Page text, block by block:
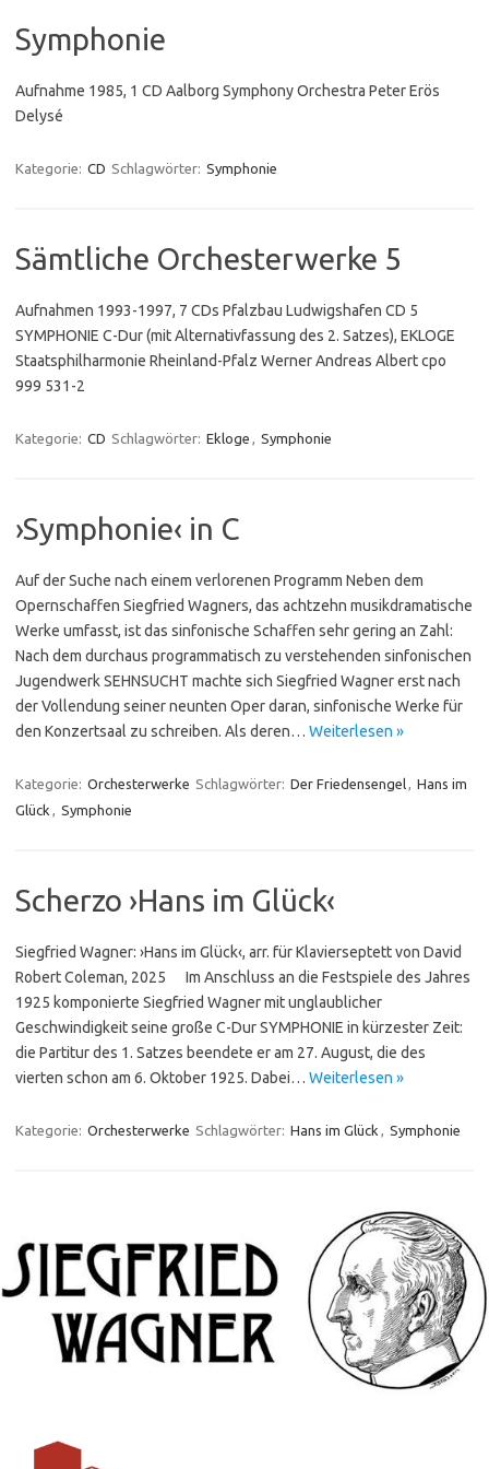
Symphonie
Aufnahme 1985, 1 CD Aalborg Symphony Orchestra Peter Erös
Delysé
Kategorie: CD Schlagwörter: Symphonie
Sämtliche Orchesterwerke 5
Aufnahmen 1993-1997, 7 CDs Pfalzbau Ludwigshafen CD 5
SYMPHONIE C-Dur (mit Alternativfassung des 2. Satzes), EKLOGE
Staatsphilharmonie Rheinland-Pfalz Werner Andreas Albert cpo
999 531-2
Kategorie: CD Schlagwörter: Ekloge , Symphonie
›Symphonie‹ in C
Auf der Suche nach einem verlorenen Programm Neben dem
Opernschaffen Siegfried Wagners, das achtzehn musikdramatische
Werke umfasst, ist das sinfonische Schaffen sehr gering an Zahl:
Nach dem durchaus programmatisch zu verstehenden sinfonischen
Jugendwerk SEHNSUCHT machte sich Siegfried Wagner erst nach
der Vollendung seiner neunten Oper daran, sinfonische Werke für
den Konzertsaal zu schreiben. Als deren… Weiterlesen »
Kategorie: Orchesterwerke Schlagwörter: Der Friedensengel, Hans im
Glück , Symphonie
Scherzo ›Hans im Glück‹
Siegfried Wagner: ›Hans im Glück‹, arr. für Klavierseptett von David
Robert Coleman, 2025 Im Anschluss an die Festspiele des Jahres
1925 kompo­nierte Siegfried Wagner mit unglaublicher
Geschwindigkeit seine große C-Dur SYMPHONIE in kürzester Zeit:
die Partitur des 1. Satzes beendete er am 27. August, die des
vierten schon am 6. Oktober 1925. Dabei… Weiterlesen »
Kategorie: Orchesterwerke Schlagwörter: Hans im Glück , Symphonie